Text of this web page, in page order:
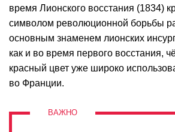
время Лионского восстания (1834)
символом революционной борьбы
основным знаменем лионских
как и во время первого восстания,
красный цвет уже широко
во Франции.